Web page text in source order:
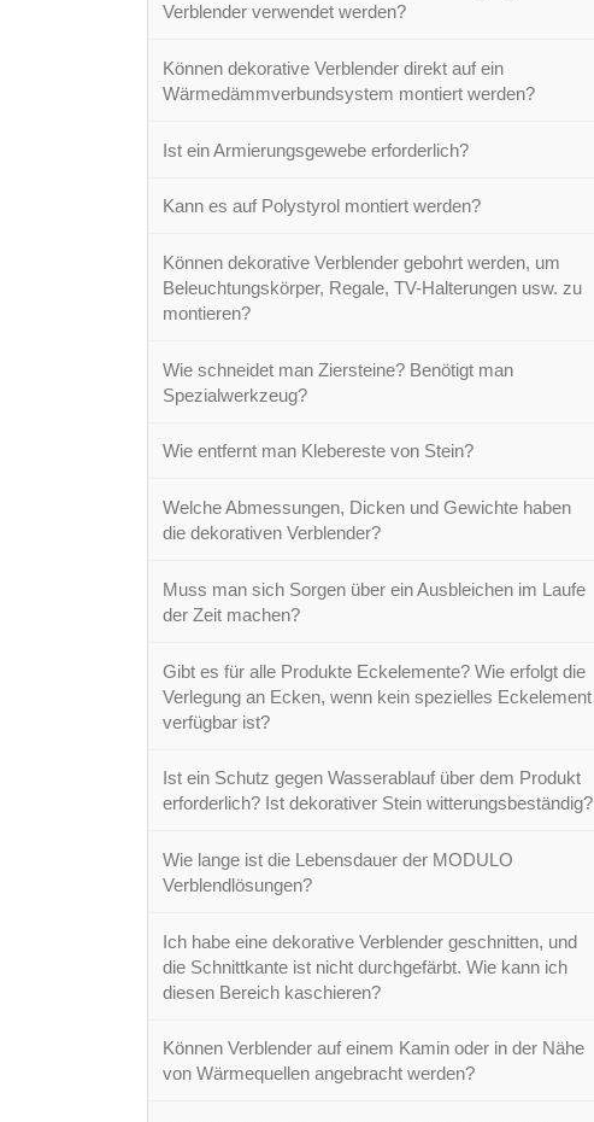
Verblender verwendet werden?
Können dekorative Verblender direkt auf ein
Wärmedämmverbundsystem montiert werden?
Ist ein Armierungsgewebe erforderlich?
Kann es auf Polystyrol montiert werden?
Können dekorative Verblender gebohrt werden, um
Beleuchtungskörper, Regale, TV-Halterungen usw. zu
montieren?
Wie schneidet man Ziersteine? Benötigt man
Spezialwerkzeug?
Wie entfernt man Klebereste von Stein?
Welche Abmessungen, Dicken und Gewichte haben
die dekorativen Verblender?
Muss man sich Sorgen über ein Ausbleichen im Laufe
der Zeit machen?
Gibt es für alle Produkte Eckelemente? Wie erfolgt die
Verlegung an Ecken, wenn kein spezielles Eckelement
verfügbar ist?
Ist ein Schutz gegen Wasserablauf über dem Produkt
erforderlich? Ist dekorativer Stein witterungsbeständig?
Wie lange ist die Lebensdauer der MODULO
Verblendlösungen?
Ich habe eine dekorative Verblender geschnitten, und
die Schnittkante ist nicht durchgefärbt. Wie kann ich
diesen Bereich kaschieren?
Können Verblender auf einem Kamin oder in der Nähe
von Wärmequellen angebracht werden?